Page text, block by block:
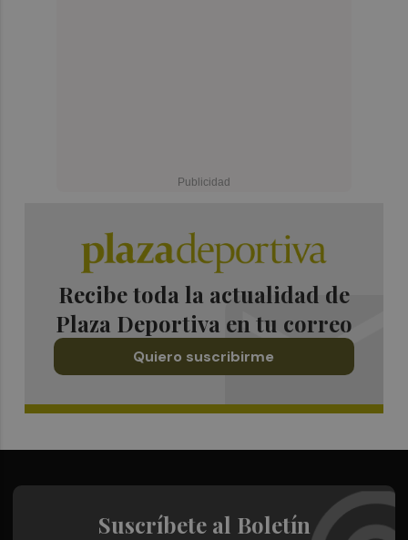
Recibe toda la actualidad de
Plaza Deportiva en tu correo
Quiero suscribirme
Suscríbete al Boletín